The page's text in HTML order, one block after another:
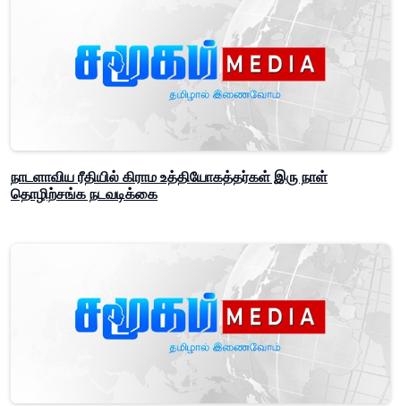
நாடளாவிய ரீதியில் கிராம உத்தியோகத்தர்கள் இரு நாள்
தொழிற்சங்க நடவடிக்கை